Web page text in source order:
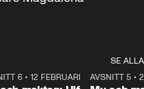
SE ALLA
27:30
6 •12 FEBRUARI AVSNITT 5 •